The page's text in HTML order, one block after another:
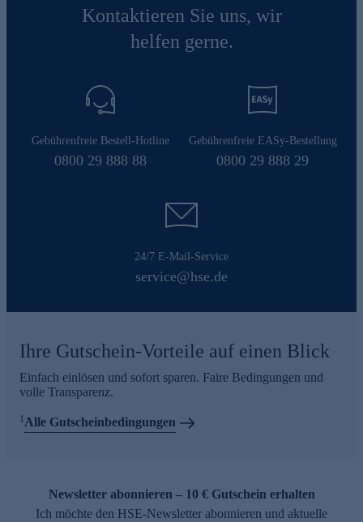
Kontaktieren Sie uns, wir
helfen gerne.
Gebührenfreie Bestell-Hotline
0800 29 888 88
Gebührenfreie EASy-Bestellung
0800 29 888 29
24/7 E-Mail-Service
service@hse.de
Ihre Gutschein-Vorteile auf einen Blick
Einfach einlösen und sofort sparen. Faire Bedingungen und
volle Transparenz.
1Alle Gutscheinbedingungen
Newsletter abonnieren – 10 € Gutschein erhalten
Ich möchte den HSE-Newsletter abonnieren und aktuelle